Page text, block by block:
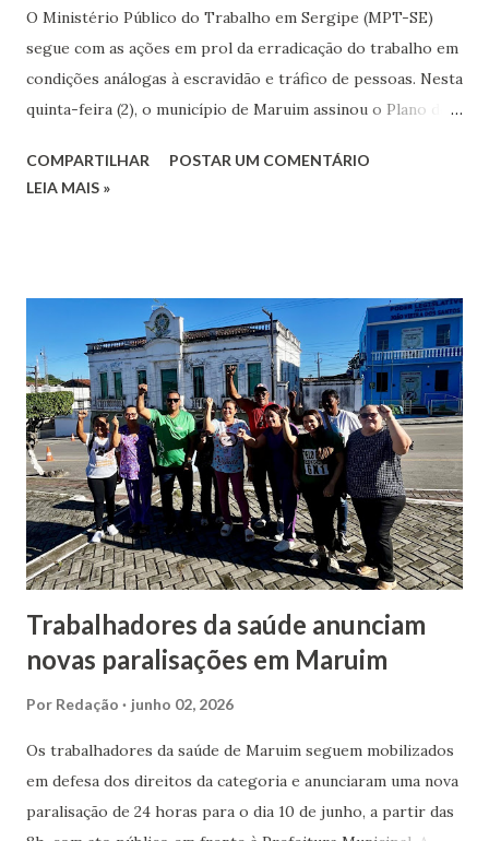
O Ministério Público do Trabalho em Sergipe (MPT-SE)
segue com as ações em prol da erradicação do trabalho em
condições análogas à escravidão e tráfico de pessoas. Nesta
quinta-feira (2), o município de Maruim assinou o Plano de
Pessoas, que institui a criação de uma Comissão Municipal
Francisco e Monte Alegre. Participaram do momento de
assinatura do plano o MPT-SE, o Instituto Social Ágatha,
representantes das Secretarias Municipais de Assistência
Social, Saúde, Educação, Segurança, Cultura e Turismo,
Indústria e Comércio, Políticas para Mulheres e
representantes do Centro de Referência de Assistência
Social (CRAS). Procurador do Trabalho Adroaldo Bispo Na
ocasião, o procurador do Trabalho Adroaldo Bispo
pontuou que, n...
COMPARTILHAR
POSTAR UM COMENTÁRIO
LEIA MAIS »
Trabalhadores da saúde anunciam
novas paralisações em Maruim
Por Redação junho 02, 2026
Os trabalhadores da saúde de Maruim seguem mobilizados
em defesa dos direitos da categoria e anunciaram uma nova
paralisação de 24 horas para o dia 10 de junho, a partir das